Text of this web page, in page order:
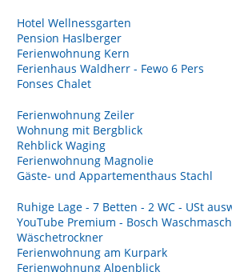
Hotel Wellnessgarten
Pension Haslberger
Ferienwohnung Kern
Ferienhaus Waldherr - Fewo 6 Pers
Fonses Chalet
Ferienwohnung Zeiler
Wohnung mit Bergblick
Rehblick Waging
Ferienwohnung Magnolie
Gäste- und Appartementhaus Stachl
Ruhige Lage - 7 Betten - 2 WC - USt
YouTube Premium - Bosch
Wäschetrockner
Ferienwohnung am Kurpark
Ferienwohnung Alpenblick